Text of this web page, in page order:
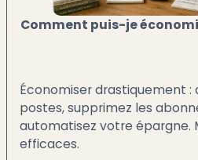
Comment puis-je
Économiser drastiquement :
postes, supprimez les
automatisez votre épargne.
efficaces.